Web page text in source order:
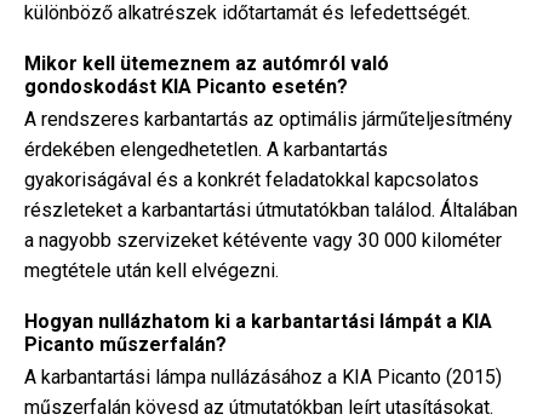
különböző alkatrészek időtartamát és lefedettségét.
Mikor kell ütemeznem az autómról való
gondoskodást KIA Picanto esetén?
A rendszeres karbantartás az optimális járműteljesítmény
érdekében elengedhetetlen. A karbantartás
gyakoriságával és a konkrét feladatokkal kapcsolatos
részleteket a karbantartási útmutatókban találod. Általában
a nagyobb szervizeket kétévente vagy 30 000 kilométer
megtétele után kell elvégezni.
Hogyan nullázhatom ki a karbantartási lámpát a KIA
Picanto műszerfalán?
A karbantartási lámpa nullázásához a KIA Picanto (2015)
műszerfalán kövesd az útmutatókban leírt utasításokat.